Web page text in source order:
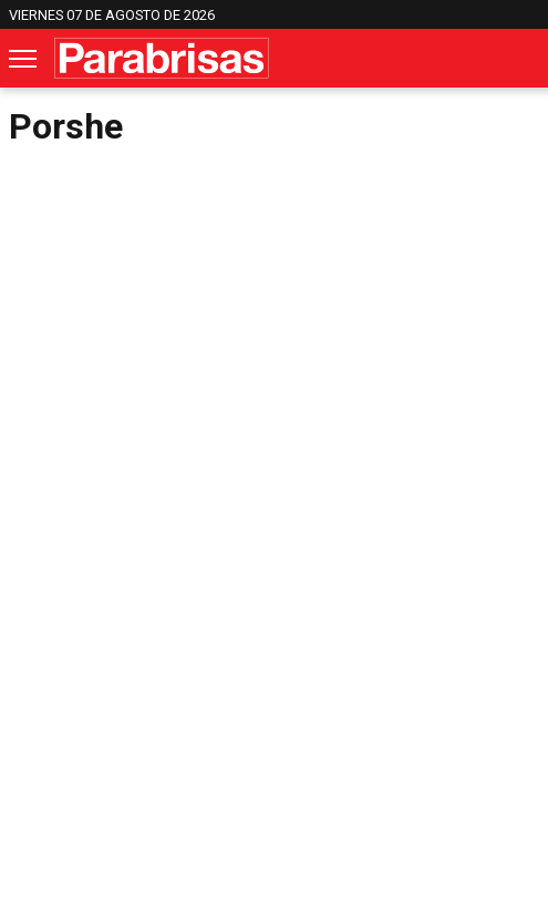
VIERNES 07 DE AGOSTO DE 2026
Porshe